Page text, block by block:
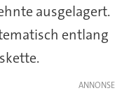
ausgelagert.
entlang